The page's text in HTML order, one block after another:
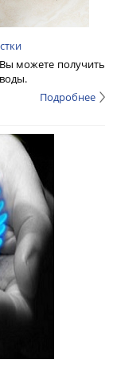
можете получить
Подробнее